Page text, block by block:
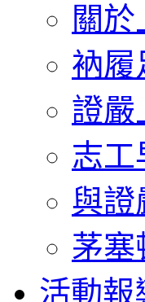
關於
衲履
證嚴
志工
與證
茅塞
活動報